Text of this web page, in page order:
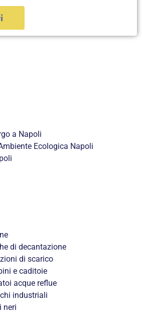
a Napoli
Ecologica Napoli
di decantazione
di scarico
e caditoie
acque reflue
industriali
neri